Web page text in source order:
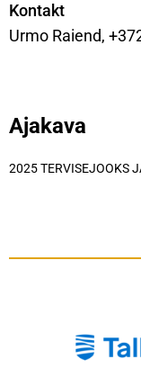
Kontakt
Urmo Raiend,
Ajakava
2025 TERVISEJOOKS